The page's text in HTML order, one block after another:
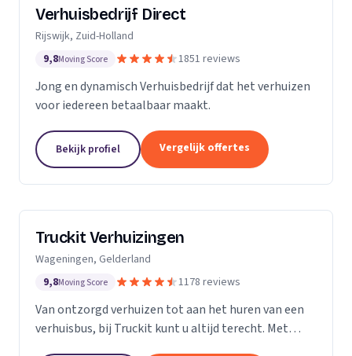
Verhuisbedrijf Direct
Rijswijk, Zuid-Holland
9,8Moving Score 1851 reviews
Jong en dynamisch Verhuisbedrijf dat het verhuizen
voor iedereen betaalbaar maakt.
Bekijk profiel Vergelijk offertes
Truckit Verhuizingen
Wageningen, Gelderland
9,8Moving Score 1178 reviews
Van ontzorgd verhuizen tot aan het huren van een
verhuisbus, bij Truckit kunt u altijd terecht. Met